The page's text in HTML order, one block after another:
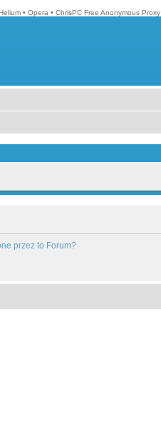
• Opera • ChrisPC Free Anonymous Proxy
przez to Forum?